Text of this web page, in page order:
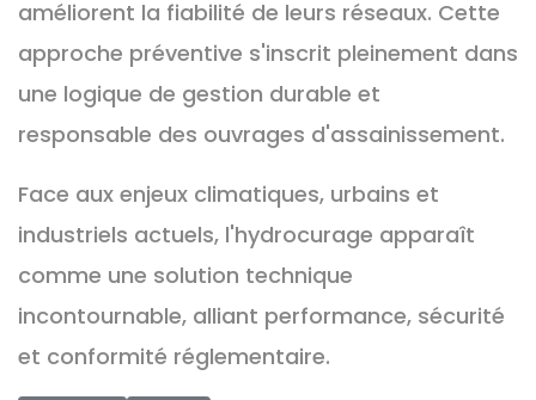
améliorent la fiabilité de leurs réseaux. Cette
approche préventive s'inscrit pleinement dans
une logique de gestion durable et
responsable des ouvrages d'assainissement.
Face aux enjeux climatiques, urbains et
industriels actuels, l'hydrocurage apparaît
comme une solution technique
incontournable, alliant performance, sécurité
et conformité réglementaire.